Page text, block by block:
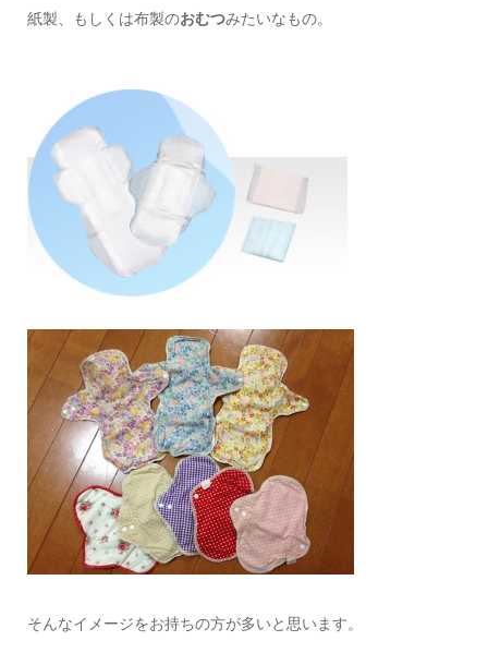
紙製、もしくは布製のおむつみたいなもの。
そんなイメージをお持ちの方が多いと思います。